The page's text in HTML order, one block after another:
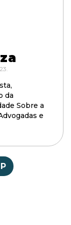
da
Sobre a
e